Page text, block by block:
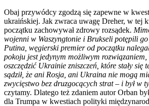
Obaj przywódcy zgodzą się zapewne w
ukraińskiej. Jak zwraca uwagę Dreher, w tej
początku zachowywał zdrowy rozsądek.
wojenni w Waszyngtonie i Brukseli potępili
Putina, węgierski premier od początku
pokoju jest jedynym możliwym
oszczędzić Ukrainie zniszczeń, które stały się
sądził, że ani Rosja, ani Ukraina nie mogą
zwycięstwo bez druzgocących strat – i był w
czytamy. Dlatego też zdaniem autor Orban
dla Trumpa w kwestiach polityki